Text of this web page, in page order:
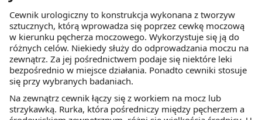
Cewnik urologiczny to konstrukcja wykonana z tworzyw
sztucznych, którą wprowadza się poprzez cewkę moczową
w kierunku pęcherza moczowego. Wykorzystuje się ją do
różnych celów. Niekiedy służy do odprowadzania moczu na
zewnątrz. Za jej pośrednictwem podaje się niektóre leki
bezpośrednio w miejsce działania. Ponadto cewniki stosuje
się przy wybranych badaniach.
Na zewnątrz cewnik łączy się z workiem na mocz lub
strzykawką. Rurka, która pośredniczy między pęcherzem a